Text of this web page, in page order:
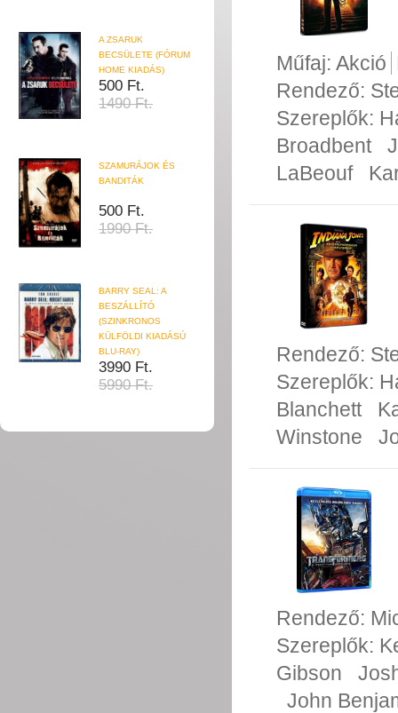
A ZSARUK
BECSÜLETE (FÓRUM
HOME KIADÁS)
500 Ft.
1490 Ft.
SZAMURÁJOK ÉS
BANDITÁK
500 Ft.
1990 Ft.
BARRY SEAL: A
BESZÁLLÍTÓ
(SZINKRONOS
KÜLFÖLDI KIADÁSÚ
BLU-RAY)
3990 Ft.
5990 Ft.
Műfaj: Akció
Rendező:
Szereplők:
Broadbent
LaBeouf
Rendező:
Szereplők:
Blanchett
Winstone
Rendező:
Szereplők:
Gibson
John